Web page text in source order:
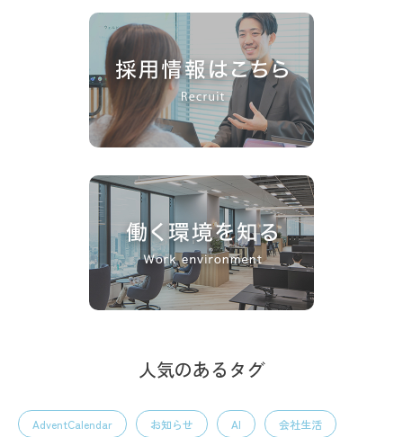
人気のあるタグ
AdventCalendar お知らせ AI 会社生活